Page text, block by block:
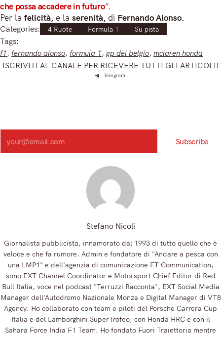
che possa accadere in futuro“.
Per la felicità, e la serenità, di Fernando Alonso.
Categories: 4 Ruote Formula 1 Su pista
Tags:
f1 , fernando alonso, formula 1 , gp del belgio, mclaren honda
ISCRIVITI AL CANALE PER RICEVERE TUTTI GLI ARTICOLI!
Telegram
Search
Subscribe
Stefano Nicoli
Giornalista pubblicista, innamorato dal 1993 di tutto quello che è
veloce e che fa rumore. Admin e fondatore di "Andare a pesca con
una LMP1" e dell'agenzia di comunicazione FT Communication,
sono EXT Channel Coordinator e Motorsport Chief Editor di Red
Bull Italia, voce nel podcast "Terruzzi Racconta", EXT Social Media
Manager dell'Autodromo Nazionale Monza e Digital Manager di VT8
Agency. Ho collaborato con team e piloti del Porsche Carrera Cup
Italia e del Lamborghini SuperTrofeo, con Honda HRC e con il
Sahara Force India F1 Team. Ho fondato Fuori Traiettoria mentre